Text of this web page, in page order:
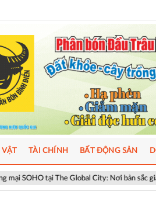
Global City: Nơi bản sắc giao thương song
VẬT TÀI CHÍNH BẤT ĐỘNG SẢN